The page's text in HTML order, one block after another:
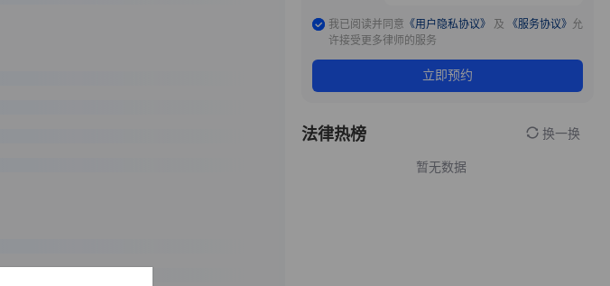
我已阅读并同意 《用户隐私协议》 及 《服务协议》 允
许接受更多律师的服务
立即预约
法律热榜 换一换
暂无数据